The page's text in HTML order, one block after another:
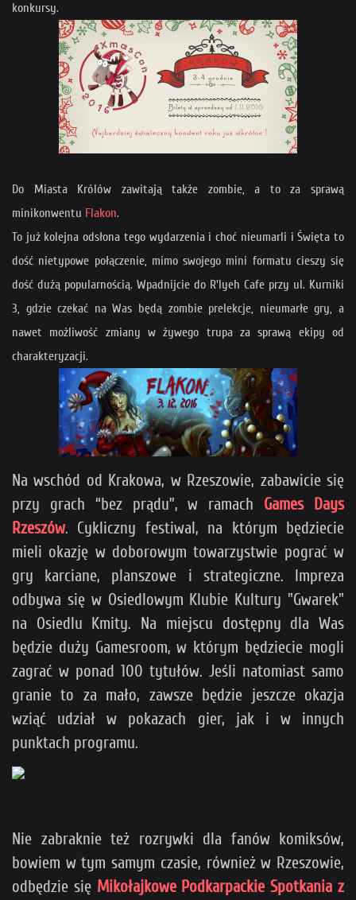
konkursy.
Do Miasta Królów zawitają także zombie, a to za sprawą
minikonwentu Flakon.
To już kolejna odsłona tego wydarzenia i choć nieumarli i Święta to
dość nietypowe połączenie, mimo swojego mini formatu cieszy się
dość dużą popularnością. Wpadnijcie do R'lyeh Cafe przy ul. Kurniki
3, gdzie czekać na Was będą zombie prelekcje, nieumarłe gry, a
nawet możliwość zmiany w żywego trupa za sprawą ekipy od
charakteryzacji.
Na wschód od Krakowa, w Rzeszowie, zabawicie się
przy grach “bez prądu”, w ramach Games Days
Rzeszów. Cykliczny festiwal, na którym będziecie
mieli okazję w doborowym towarzystwie pograć w
gry karciane, planszowe i strategiczne. Impreza
odbywa się w Osiedlowym Klubie Kultury "Gwarek"
na Osiedlu Kmity. Na miejscu dostępny dla Was
będzie duży Gamesroom, w którym będziecie mogli
zagrać w ponad 100 tytułów. Jeśli natomiast samo
granie to za mało, zawsze będzie jeszcze okazja
wziąć udział w pokazach gier, jak i w innych
punktach programu.
Nie zabraknie też rozrywki dla fanów komiksów,
bowiem w tym samym czasie, również w Rzeszowie,
odbędzie się Mikołajkowe Podkarpackie Spotkania z